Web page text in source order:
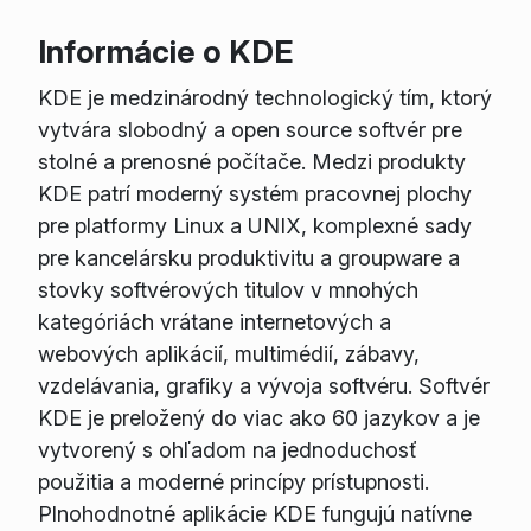
Informácie o KDE
KDE je medzinárodný technologický tím, ktorý
vytvára slobodný a open source softvér pre
stolné a prenosné počítače. Medzi produkty
KDE patrí moderný systém pracovnej plochy
pre platformy Linux a UNIX, komplexné sady
pre kancelársku produktivitu a groupware a
stovky softvérových titulov v mnohých
kategóriách vrátane internetových a
webových aplikácií, multimédií, zábavy,
vzdelávania, grafiky a vývoja softvéru. Softvér
KDE je preložený do viac ako 60 jazykov a je
vytvorený s ohľadom na jednoduchosť
použitia a moderné princípy prístupnosti.
Plnohodnotné aplikácie KDE fungujú natívne